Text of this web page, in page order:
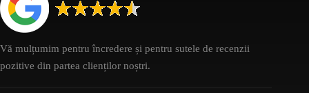
Vă mulțumim pentru încredere și pentru sutele de recenzii
pozitive din partea clienților noștri.